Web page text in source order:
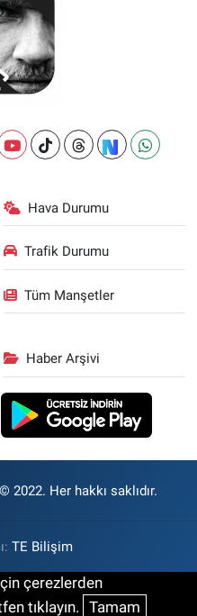
Hava Durumu
Trafik Durumu
Tüm Manşetler
Haber Arşivi
2022. Her hakkı saklıdır.
TE Bilişim
çerezlerden
tıklayın. Tamam